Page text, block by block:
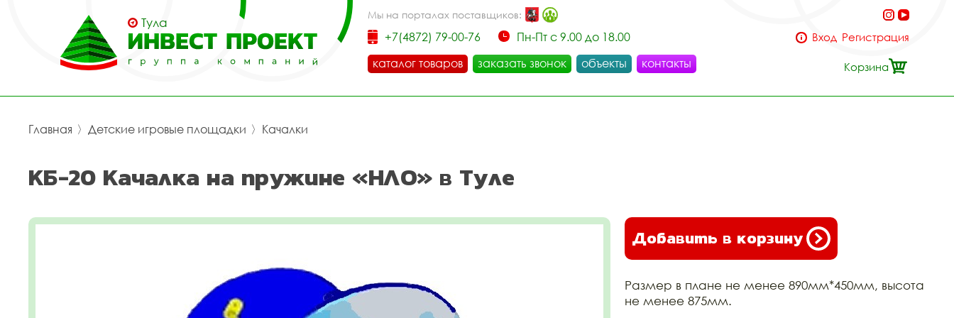
Тула
Мы на порталах поставщиков:
+7(4872) 79-00-76
Пн-Пт с 9.00 до 18.00
каталог товаров
заказать звонок объекты контакты
Вход Регистрация
Корзина
Главная 〉 Детские игровые площадки 〉 Качалки
КБ-20 Качалка на пружине «НЛО» в Туле
Добавить в корзину
Размер в плане не менее 890мм*450мм, высота
не менее 875мм.